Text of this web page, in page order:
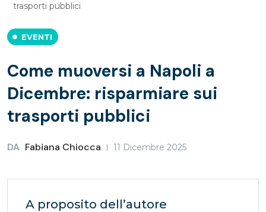
trasporti pubblici
EVENTI
Come muoversi a Napoli a
Dicembre: risparmiare sui
trasporti pubblici
DA Fabiana Chiocca 11 Dicembre 2025
A proposito dell’autore